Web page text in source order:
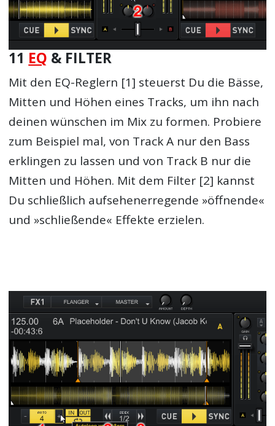
11 EQ & FILTER
Mit den EQ-Reglern [1] steuerst Du die Bässe,
Mitten und Höhen eines Tracks, um ihn nach
deinen wünschen im Mix zu formen. Probiere
zum Beispiel mal, von Track A nur den Bass
erklingen zu lassen und von Track B nur die
Mitten und Höhen. Mit dem Filter [2] kannst
Du schließlich aufsehenerregende »öffnende«
und »schließende« Effekte erzielen.